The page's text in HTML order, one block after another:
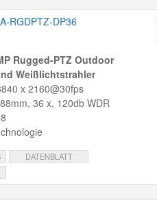
RGDPTZ-DP36
Rugged-PTZ Outdoor
Weißlichtstrahler
x 2160@30fps
36 x, 120db WDR
DATENBLATT